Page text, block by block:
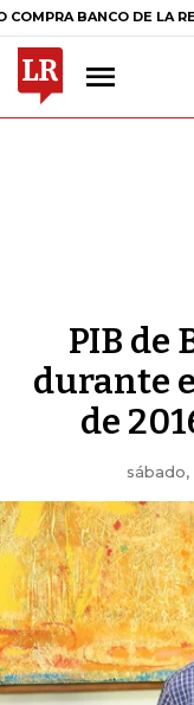
BANCO DE LA REPÚBLICA
PIB de
durante
de